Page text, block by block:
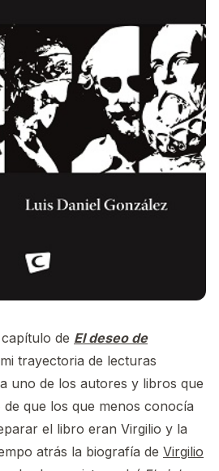
de El deseo de
trayectoria de lecturas
uno de los autores y libros que
que los que menos conocía
el libro eran Virgilio y la
atrás la biografía de Virgilio